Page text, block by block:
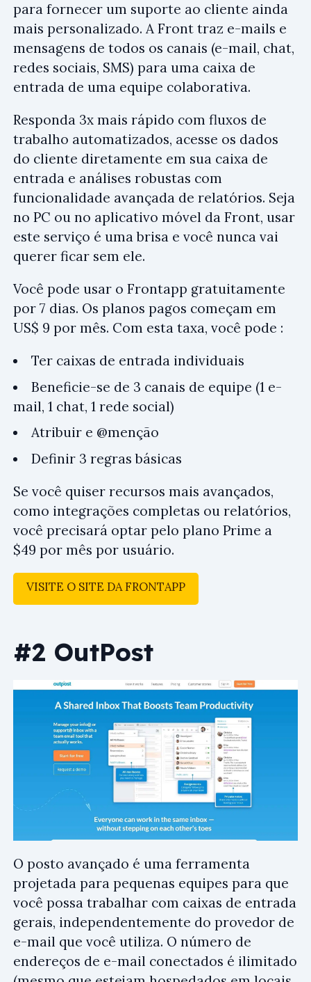
para fornecer um suporte ao cliente ainda
mais personalizado. A Front traz e-mails e
mensagens de todos os canais (e-mail, chat,
redes sociais, SMS) para uma caixa de
entrada de uma equipe colaborativa.
Responda 3x mais rápido com fluxos de
trabalho automatizados, acesse os dados
do cliente diretamente em sua caixa de
entrada e análises robustas com
funcionalidade avançada de relatórios. Seja
no PC ou no aplicativo móvel da Front, usar
este serviço é uma brisa e você nunca vai
querer ficar sem ele.
Você pode usar o Frontapp gratuitamente
por 7 dias. Os planos pagos começam em
US$ 9 por mês. Com esta taxa, você pode :
Ter caixas de entrada individuais
Beneficie-se de 3 canais de equipe (1 e-
mail, 1 chat, 1 rede social)
Atribuir e @menção
Definir 3 regras básicas
Se você quiser recursos mais avançados,
como integrações completas ou relatórios,
você precisará optar pelo plano Prime a
$49 por mês por usuário.
VISITE O SITE DA FRONTAPP
#2 OutPost
O posto avançado é uma ferramenta
projetada para pequenas equipes para que
você possa trabalhar com caixas de entrada
gerais, independentemente do provedor de
e-mail que você utiliza. O número de
endereços de e-mail conectados é ilimitado